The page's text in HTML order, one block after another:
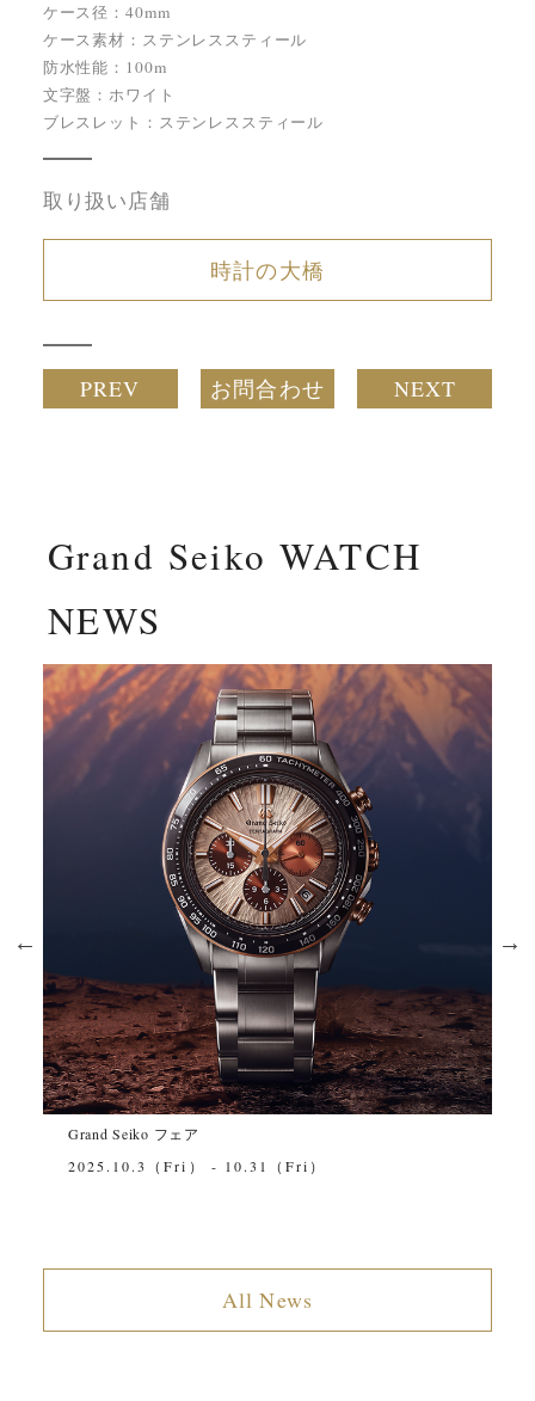
ケース径：40mm
ケース素材：ステンレススティール
防水性能：100m
文字盤：ホワイト
ブレスレット：ステンレススティール
取り扱い店舗
時計の大橋
PREV お問合わせ NEXT
Grand Seiko WATCH
NEWS
2025.09.01-2025.09.30
All News